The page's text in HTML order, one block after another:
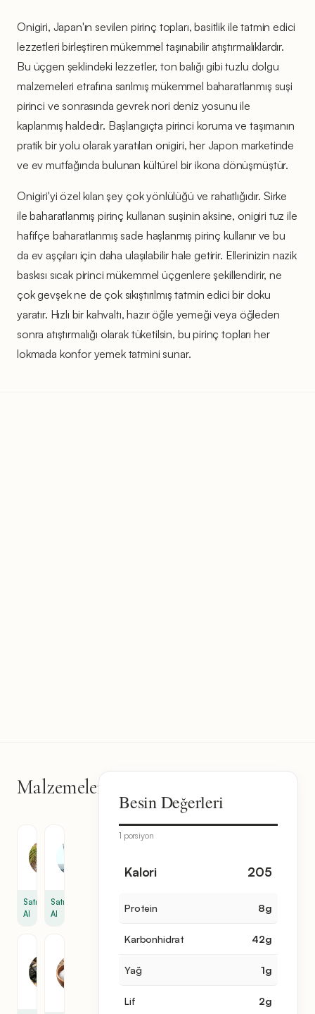
Onigiri, Japan'ın sevilen pirinç topları, basitlik ile tatmin edici
lezzetleri birleştiren mükemmel taşınabilir atıştırmalıklardır.
Bu üçgen şeklindeki lezzetler, ton balığı gibi tuzlu dolgu
malzemeleri etrafına sarılmış mükemmel baharatlanmış suşi
pirinci ve sonrasında gevrek nori deniz yosunu ile
kaplanmış haldedir. Başlangıçta pirinci koruma ve taşımanın
pratik bir yolu olarak yaratılan onigiri, her Japon marketinde
ve ev mutfağında bulunan kültürel bir ikona dönüşmüştür.
Onigiri'yi özel kılan şey çok yönlülüğü ve rahatlığıdır. Sirke
ile baharatlanmış pirinç kullanan suşinin aksine, onigiri tuz ile
hafifçe baharatlanmış sade haşlanmış pirinç kullanır ve bu
da ev aşçıları için daha ulaşılabilir hale getirir. Ellerinizin nazik
baskısı sıcak pirinci mükemmel üçgenlere şekillendirir, ne
çok gevşek ne de çok sıkıştırılmış tatmin edici bir doku
yaratır. Hızlı bir kahvaltı, hazır öğle yemeği veya öğleden
sonra atıştırmalığı olarak tüketilsin, bu pirinç topları her
lokmada konfor yemek tatmini sunar.
Malzemeler
malzeme
Satın
Al
Satın
Al
Besin Değerleri
1 porsiyon
Kalori 205
Protein 8g
Karbonhidrat 42g
Yağ 1g
Lif 2g